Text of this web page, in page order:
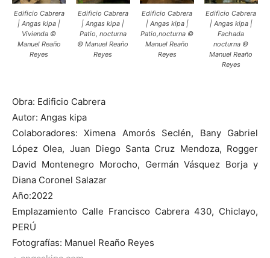
Edificio Cabrera
| Angas kipa |
Vivienda ©
Manuel Reaño
Reyes
Edificio Cabrera
| Angas kipa |
Patio, nocturna
© Manuel Reaño
Reyes
Edificio Cabrera
| Angas kipa |
Patio,nocturna ©
Manuel Reaño
Reyes
Edificio Cabrera
| Angas kipa |
Fachada
nocturna ©
Manuel Reaño
Reyes
Obra: Edificio Cabrera
Autor: Angas kipa
Colaboradores: Ximena Amorós Seclén, Bany Gabriel
López Olea, Juan Diego Santa Cruz Mendoza, Rogger
David Montenegro Morocho, Germán Vásquez Borja y
Diana Coronel Salazar
Año:2022
Emplazamiento Calle Francisco Cabrera 430, Chiclayo,
PERÚ
Fotografías: Manuel Reaño Reyes